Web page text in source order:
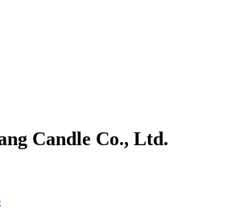
Candle Co., Ltd.